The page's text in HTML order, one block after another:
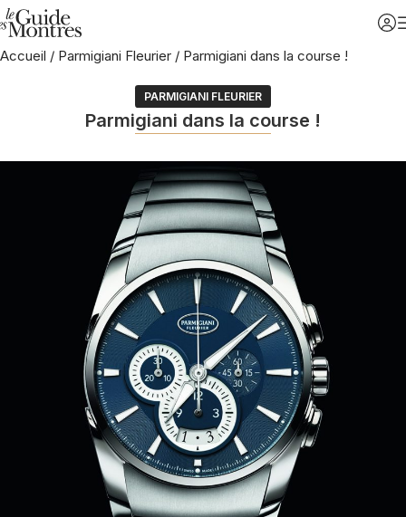
Accueil / Parmigiani Fleurier / Parmigiani dans la course !
PARMIGIANI FLEURIER
Parmigiani dans la course !